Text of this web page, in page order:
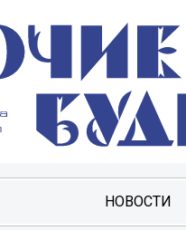
НОВОСТИ